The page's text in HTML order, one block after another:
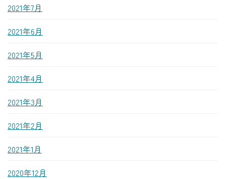
2021年7月
2021年6月
2021年5月
2021年4月
2021年3月
2021年2月
2021年1月
2020年12月